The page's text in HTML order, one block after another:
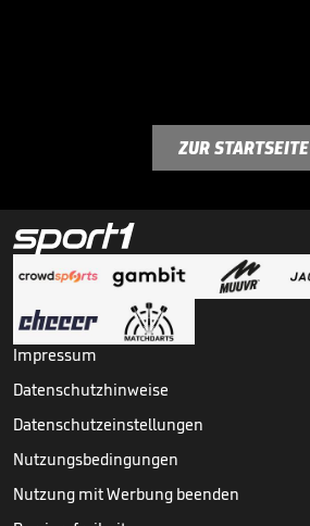
ZUR STARTSEITE
Impressum
Datenschutzhinweise
Datenschutzeinstellungen
Nutzungsbedingungen
Nutzung mit Werbung beenden